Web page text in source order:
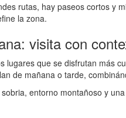
rutas, hay paseos cortos
la zona.
visita con
lugares que se disfrutan más
de mañana o tarde,
entorno montañoso y